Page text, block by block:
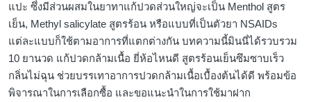
แปะ ซึ่งมีส่วนผสมในยาทาแก้ปวดส่วนใหญ่จะเป็น Menthol สูตร
เย็น, Methyl salicylate สูตรร้อน หรือแบบที่เป็นตัวยา NSAIDs
แต่ละแบบก็ใช้ตามอาการที่แตกต่างกัน บทความนี้มินนี่ได้รวบรวม
10 ยานวด แก้ปวดกล้ามเนื้อ ยี่ห้อไหนดี สูตรร้อนเย็นซึมซาบเร็ว
กลิ่นไม่ฉุน ช่วยบรรเทาอาการปวดกล้ามเนื้อเบื้องต้นได้ดี พร้อมข้อ
พิจารณาในการเลือกซื้อ และขอแนะนำในการใช้มาฝาก